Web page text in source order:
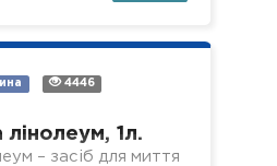
4446
лінолеум, 1л.
– засіб для миття